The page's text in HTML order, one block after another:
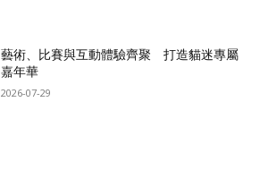
藝術、比賽與互動體驗齊聚 打造貓迷專屬
嘉年華
2026-07-29